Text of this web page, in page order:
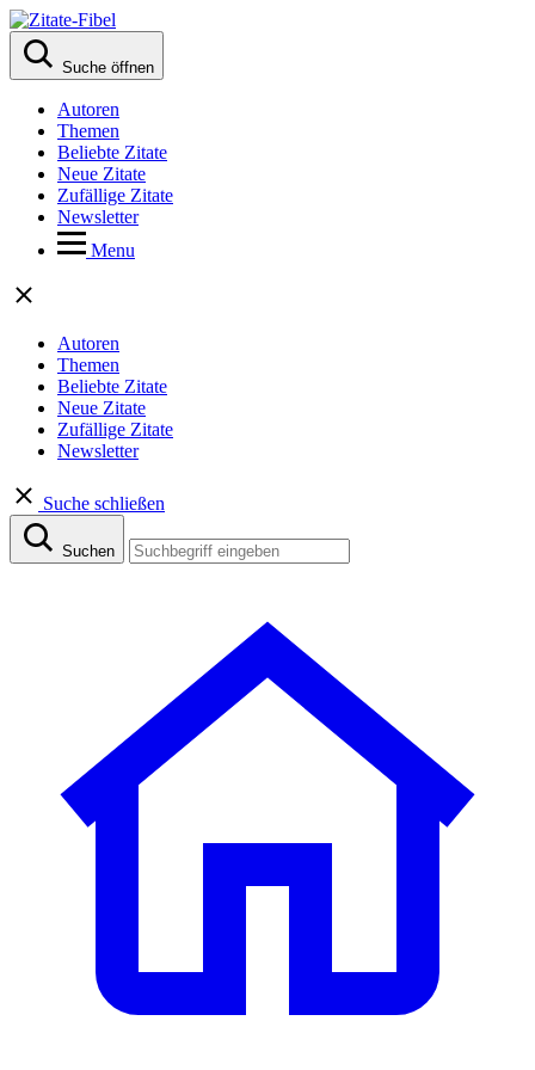
Suche öffnen
Autoren
Themen
Beliebte Zitate
Neue Zitate
Zufällige Zitate
Newsletter
Menu
Autoren
Themen
Beliebte Zitate
Neue Zitate
Zufällige Zitate
Newsletter
Suche schließen
Suchen